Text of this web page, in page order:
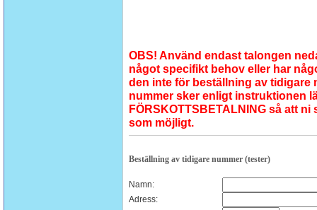
OBS! Använd endast talongen
något specifikt behov eller har
den inte för beställning av tidigare
nummer sker enligt instruktionen
FÖRSKOTTSBETALNING så att
som möjligt.
Beställning av tidigare nummer (tester)
Namn:
Adress: